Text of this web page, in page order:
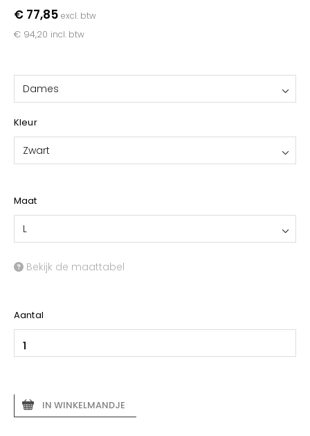
€ 77,85 excl. btw
€ 94,20 incl. btw
Dames
Kleur
Zwart
Maat
L
Bekijk de maattabel
Aantal
IN WINKELMANDJE